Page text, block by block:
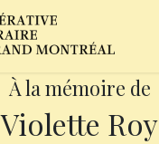
À la mémoire de
Violette Roy